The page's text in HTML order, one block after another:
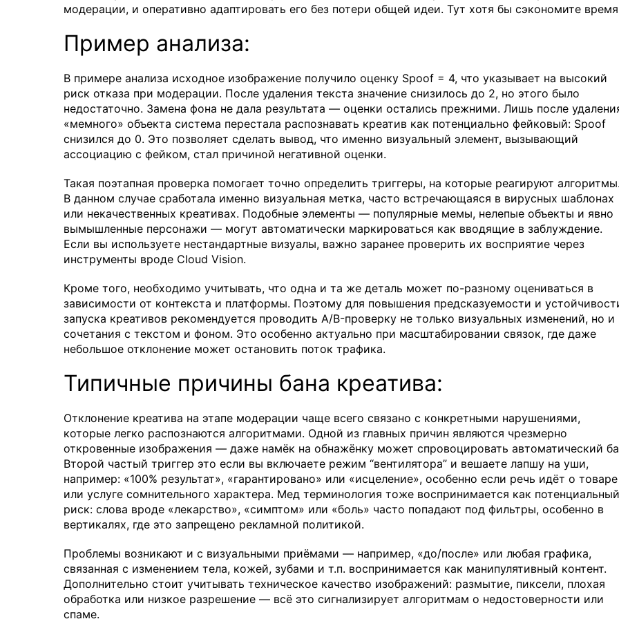
модерации, и оперативно адаптировать его без потери общей идеи. Тут хотя бы сэкономите
Пример анализа:
В примере анализа исходное изображение получило оценку Spoof = 4, что указывает на высокий
риск отказа при модерации. После удаления текста значение снизилось до 2, но этого было
недостаточно. Замена фона не дала результата — оценки остались прежними. Лишь после
«мемного» объекта система перестала распознавать креатив как потенциально фейковый: Spoof
снизился до 0. Это позволяет сделать вывод, что именно визуальный элемент, вызывающий
ассоциацию с фейком, стал причиной негативной оценки.
Такая поэтапная проверка помогает точно определить триггеры, на которые реагируют алгоритмы.
В данном случае сработала именно визуальная метка, часто встречающаяся в вирусных шаблонах
или некачественных креативах. Подобные элементы — популярные мемы, нелепые объекты и явно
вымышленные персонажи — могут автоматически маркироваться как вводящие в заблуждение.
Если вы используете нестандартные визуалы, важно заранее проверить их восприятие через
инструменты вроде Cloud Vision.
Кроме того, необходимо учитывать, что одна и та же деталь может по-разному оцениваться в
зависимости от контекста и платформы. Поэтому для повышения предсказуемости и
запуска креативов рекомендуется проводить A/B-проверку не только визуальных изменений, но и
сочетания с текстом и фоном. Это особенно актуально при масштабировании связок, где даже
небольшое отклонение может остановить поток трафика.
Типичные причины бана креатива:
Отклонение креатива на этапе модерации чаще всего связано с конкретными нарушениями,
которые легко распознаются алгоритмами. Одной из главных причин являются чрезмерно
откровенные изображения — даже намёк на обнажёнку может спровоцировать автоматический
Второй частый триггер это если вы включаете режим “вентилятора” и вешаете лапшу на уши,
например: «100% результат», «гарантировано» или «исцеление», особенно если речь идёт о товаре
или услуге сомнительного характера. Мед терминология тоже воспринимается как потенциальный
риск: слова вроде «лекарство», «симптом» или «боль» часто попадают под фильтры, особенно в
вертикалях, где это запрещено рекламной политикой.
Проблемы возникают и с визуальными приёмами — например, «до/после» или любая графика,
связанная с изменением тела, кожей, зубами и т.п. воспринимается как манипулятивный контент.
Дополнительно стоит учитывать техническое качество изображений: размытие, пиксели, плохая
обработка или низкое разрешение — всё это сигнализирует алгоритмам о недостоверности или
спаме.